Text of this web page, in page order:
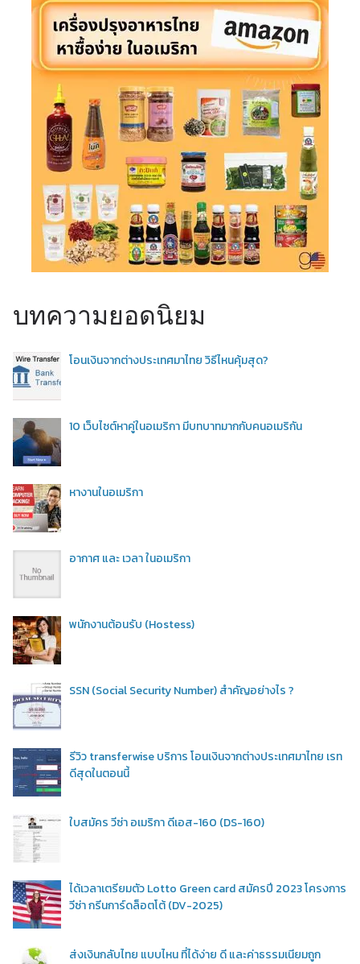
บทความยอดนิยม
โอนเงินจากต่างประเทศมาไทย วิธีไหนคุ้มสุด?
10 เว็บไซต์หาคู่ในอเมริกา มีบทบาทมากกับคนอเมริกัน
หางานในอเมริกา
อากาศ และ เวลา ในอเมริกา
พนักงานต้อนรับ (Hostess)
SSN (Social Security Number) สำคัญอย่างไร ?
รีวิว transferwise บริการ โอนเงินจากต่างประเทศมาไทย เรท
ดีสุดในตอนนี้
ใบสมัคร วีซ่า อเมริกา ดีเอส-160 (DS-160)
ได้เวลาเตรียมตัว Lotto Green card สมัครปี 2023 โครงการ
วีซ่า กรีนการ์ดล็อตโต้ (DV-2025)
ส่งเงินกลับไทย แบบไหน ที่ได้ง่าย ดี และค่าธรรมเนียมถูก